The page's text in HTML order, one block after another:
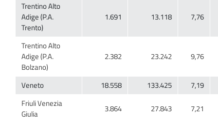
Trentino Alto
Adige (P.A.
Trentino Alto
Adige (P.A.
Friuli Venezia